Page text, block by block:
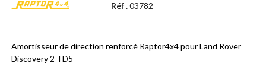
Réf .03782
Amortisseur de direction renforcé Raptor4x4 pour Land Rover
Discovery 2 TD5